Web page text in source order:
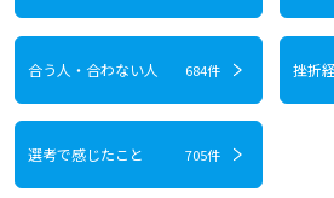
合う人・合わない人 684件 挫折
選考で感じたこと 705件